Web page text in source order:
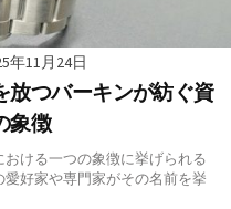
年11月24日
放つバーキンが紡ぐ資
象徴
ける一つの象徴に挙げられる
好家や専門家がその名前を挙